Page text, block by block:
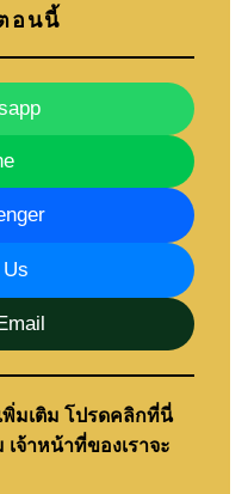
อนนี้
พิ่มเติม โปรดคลิกที่นี่
จ้าหน้าที่ของเราจะ